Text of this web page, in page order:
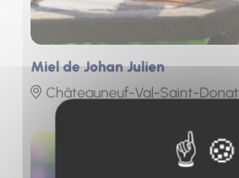
Miel de Johan Julien
Châteauneuf-Val-Saint-Donat
Photo